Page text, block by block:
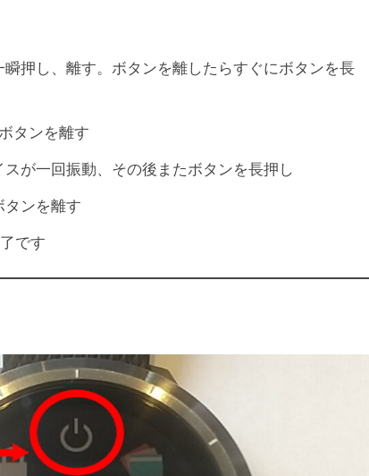
押し、離す。ボタンを離したらすぐにボタンを長
タンを離す
が一回振動、その後またボタンを長押し
タンを離す
です